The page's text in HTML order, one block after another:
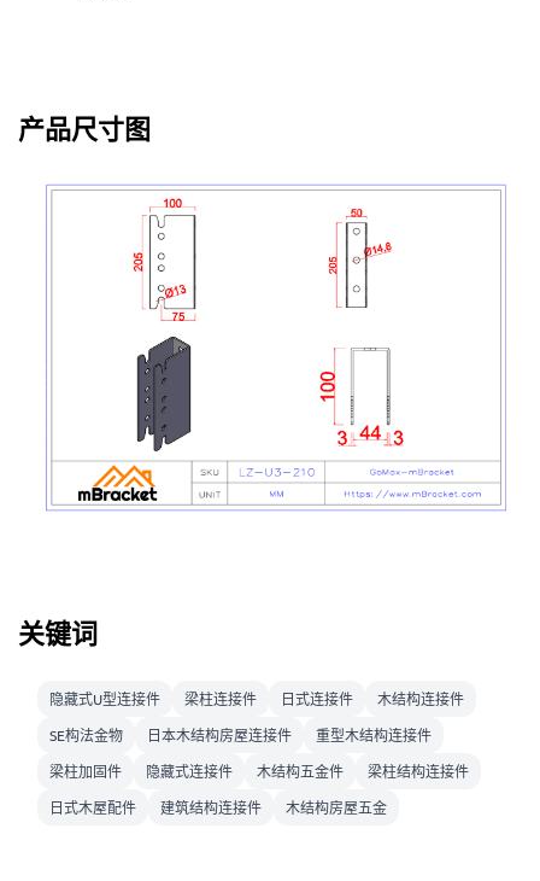
产品尺寸图
关键词
隐藏式U型连接件 梁柱连接件 日式连接件
木结构连接件
SE构法金物
日本木结构房屋连接件
重型木结构连接件
梁柱加固件
隐藏式连接件 木结构五金件
梁柱结构连接件
日式木屋配件
建筑结构连接件 木结构房屋五金